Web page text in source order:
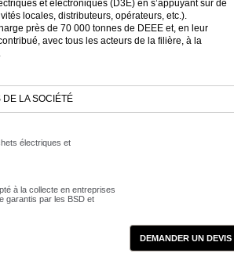
et électroniques (D3E) en s’appuyant sur de
locales, distributeurs, opérateurs, etc.).
près de 70 000 tonnes de DEEE et, en leur
avec tous les acteurs de la filière, à la
LA SOCIÉTÉ
DEMANDER UN DEVIS
électriques et
à la collecte en entreprises
garantis par les BSD et